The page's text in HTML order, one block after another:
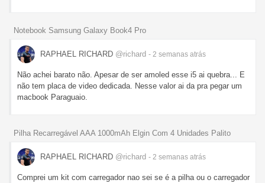
Notebook Samsung Galaxy Book4 Pro
RAPHAEL RICHARD @richard - 2 semanas atrás
Não achei barato não. Apesar de ser amoled esse i5 ai quebra... E
não tem placa de video dedicada. Nesse valor ai da pra pegar um
macbook Paraguaio.
Pilha Recarregável AAA 1000mAh Elgin Com 4 Unidades Palito
RAPHAEL RICHARD @richard - 2 semanas atrás
Comprei um kit com carregador nao sei se é a pilha ou o carregador